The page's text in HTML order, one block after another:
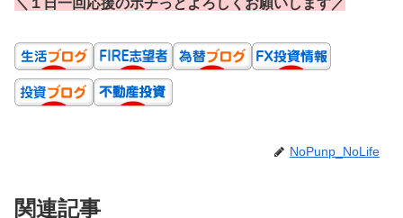
＼１日一回応援のポチっとよろしくお願いします／
NoPunp_NoLife
関連記事